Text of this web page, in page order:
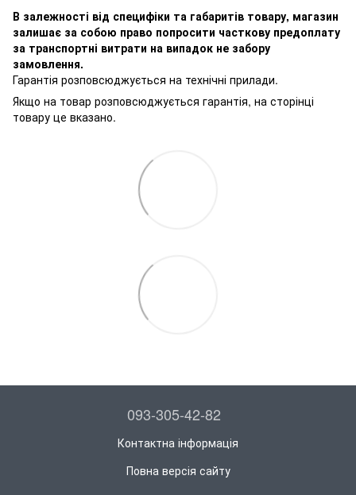
В залежності від специфіки та габаритів товару, магазин
залишає за собою право попросити часткову предоплату
за транспортні витрати на випадок не забору
замовлення.
Гарантія розповсюджується на технічні прилади.
Якщо на товар розповсюджується гарантія, на сторінці
товару це вказано.
093-305-42-82
Контактна інформація
Повна версія сайту